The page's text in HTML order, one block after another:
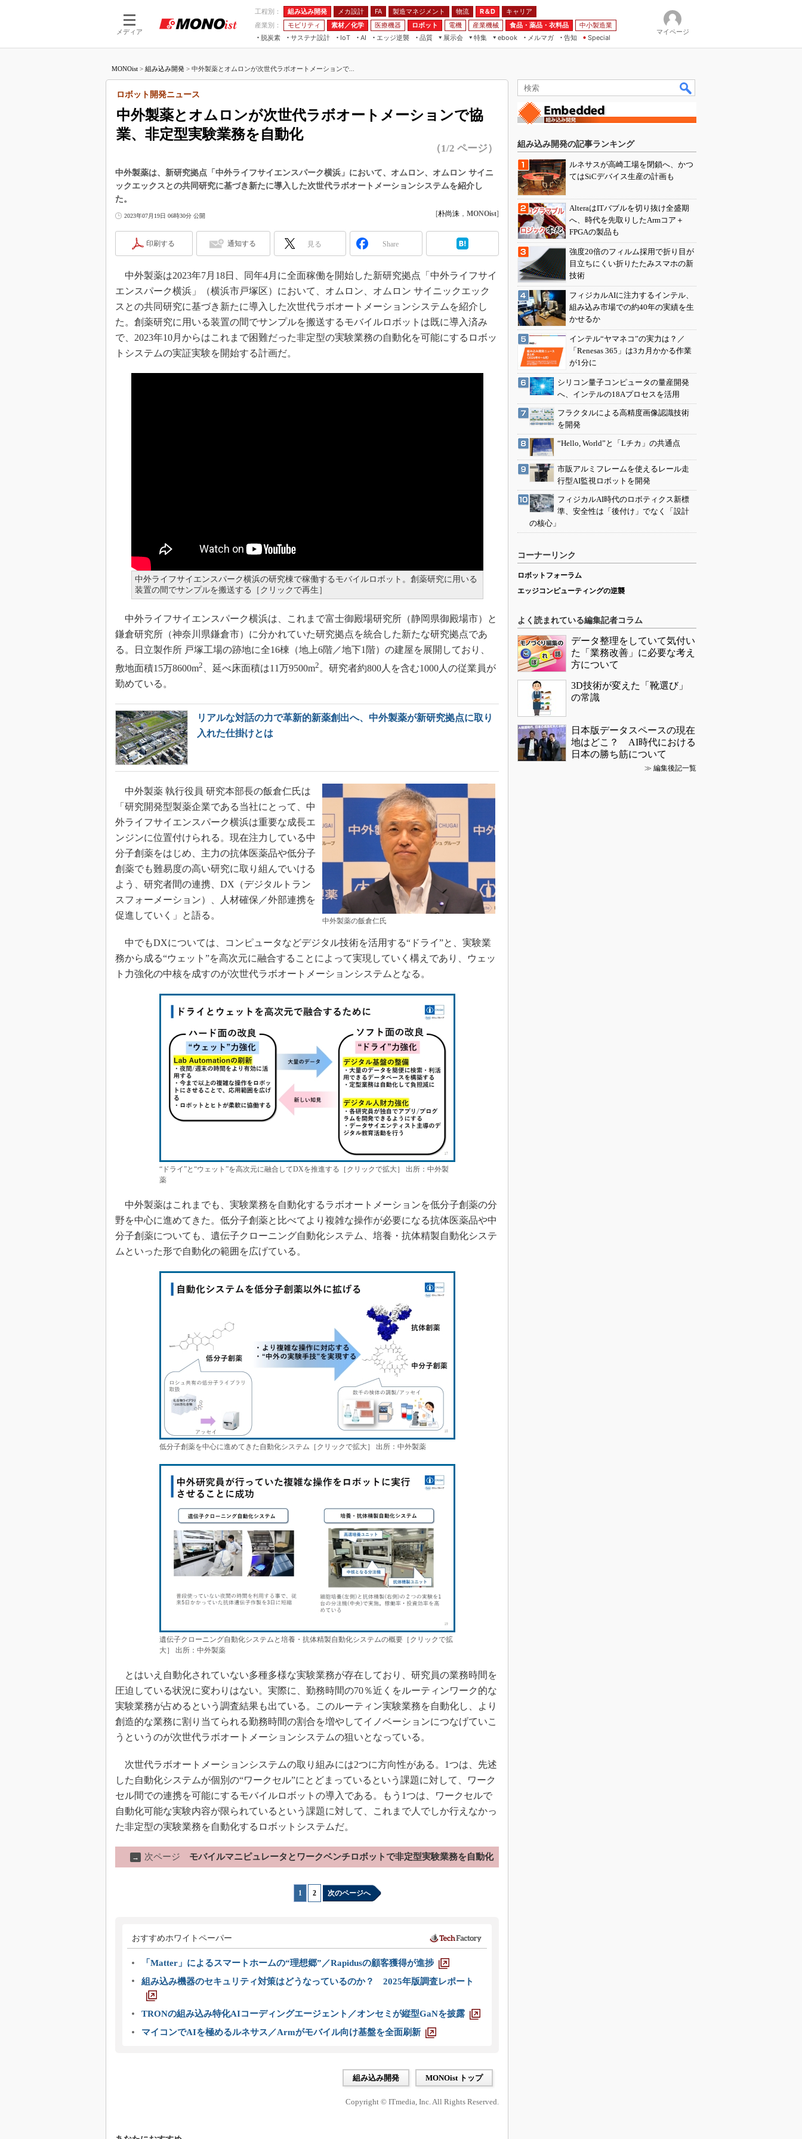
メディア
工程別： 組み込み開発 メカ設計 FA 製造マネジメント 物流 R＆D
キャリア
産業別：
モビリティ 素材／化学 医療機器 ロボット 電機 産業機械 食品・薬品・衣料品
中小製造業
脱炭素
サステナ設計
IoT
つながる工場
AI
AI×設備保全
エッジ逆襲 品質
展示会
JIMTOF
IIFES
TECHNO-FRONTIER
人テク展
日本ものづくりワールド
産業オープンネット展
特集
つながるクルマ
3Dプリンタ
デジタルツインとCAE
S＆OP
インダストリー4.0
ebook
メルマガ
告知 Special
マイページ
MONOist > 組み込み開発 > 中外製薬とオムロンが次世代ラボオートメーションで...
中外製薬とオムロンが次世代ラボオートメーションで協
業、非定型実験業務を自動化
ロボット開発ニュース
（1/2 ページ）
中外製薬は、新研究拠点「中外ライフサイエンスパーク横浜」において、オムロン、オムロン サイニ
ックエックスとの共同研究に基づき新たに導入した次世代ラボオートメーションシステムを紹介し
た。
2023年07月19日 06時30分 公開 [朴尚洙 ， MONOist]
印刷する 通知する 見る Share
中外製薬は2023年7月18日、同年4月に全面稼働を開始した新研究拠点「中外ライフサイ
エンスパーク横浜」（横浜市戸塚区）において、オムロン、オムロン サイニックエック
スとの共同研究に基づき新たに導入した次世代ラボオートメーションシステムを紹介し
た。創薬研究に用いる装置の間でサンプルを搬送するモバイルロボットは既に導入済み
で、2023年10月からはこれまで困難だった非定型の実験業務の自動化を可能にするロボッ
トシステムの実証実験を開始する計画だ。
中外ライフサイエンスパーク横浜の研究棟で稼働するモバイルロボット。創薬研究に用いる
装置の間でサンプルを搬送する［クリックで再生］
中外ライフサイエンスパーク横浜は、これまで富士御殿場研究所（静岡県御殿場市）と
鎌倉研究所（神奈川県鎌倉市）に分かれていた研究拠点を統合した新たな研究拠点であ
る。日立製作所 戸塚工場の跡地に全16棟（地上6階／地下1階）の建屋を展開しており、
敷地面積15万8600m2 、延べ床面積は11万9500m2 。研究者約800人を含む1000人の従業員が
勤めている。
リアルな対話の力で革新的新薬創出へ、中外製薬が新研究拠点に取り
入れた仕掛けとは
中外製薬の飯倉仁氏
中外製薬 執行役員 研究本部長の飯倉仁氏は
「研究開発型製薬企業である当社にとって、中
外ライフサイエンスパーク横浜は重要な成長エ
ンジンに位置付けられる。現在注力している中
分子創薬をはじめ、主力の抗体医薬品や低分子
創薬でも難易度の高い研究に取り組んでいける
よう、研究者間の連携、DX（デジタルトラン
スフォーメーション）、人材確保／外部連携を
促進していく」と語る。
中でもDXについては、コンピュータなどデジタル技術を活用する“ドライ”と、実験業
務から成る“ウェット”を高次元に融合することによって実現していく構えであり、ウェッ
ト力強化の中核を成すのが次世代ラボオートメーションシステムとなる。
“ドライ”と“ウェット”を高次元に融合してDXを推進する［クリックで拡大］ 出所：中外製
薬
中外製薬はこれまでも、実験業務を自動化するラボオートメーションを低分子創薬の分
野を中心に進めてきた。低分子創薬と比べてより複雑な操作が必要になる抗体医薬品や中
分子創薬についても、遺伝子クローニング自動化システム、培養・抗体精製自動化システ
ムといった形で自動化の範囲を広げている。
低分子創薬を中心に進めてきた自動化システム［クリックで拡大］ 出所：中外製薬
遺伝子クローニング自動化システムと培養・抗体精製自動化システムの概要［クリックで拡
大］ 出所：中外製薬
とはいえ自動化されていない多種多様な実験業務が存在しており、研究員の業務時間を
圧迫している状況に変わりはない。実際に、勤務時間の70％近くをルーティンワーク的な
実験業務が占めるという調査結果も出ている。このルーティン実験業務を自動化し、より
創造的な業務に割り当てられる勤務時間の割合を増やしてイノベーションにつなげていこ
うというのが次世代ラボオートメーションシステムの狙いとなっている。
次世代ラボオートメーションシステムの取り組みには2つに方向性がある。1つは、先述
した自動化システムが個別の“ワークセル”にとどまっているという課題に対して、ワーク
セル間での連携を可能にするモバイルロボットの導入である。もう1つは、ワークセルで
自動化可能な実験内容が限られているという課題に対して、これまで人でしか行えなかっ
た非定型の実験業務を自動化するロボットシステムだ。
→ 次ページ モバイルマニピュレータとワークベンチロボットで非定型実験業務を自動化
1 2 次のページへ
おすすめホワイトペーパー
「Matter」によるスマートホームの“理想郷”／Rapidusの顧客獲得が進捗
組み込み機器のセキュリティ対策はどうなっているのか？ 2025年版調査レポート
TRONの組み込み特化AIコーディングエージェント／オンセミが縦型GaNを披露
マイコンでAIを極めるルネサス／Armがモバイル向け基盤を全面刷新
組み込み開発 MONOist トップ
Copyright © ITmedia, Inc. All Rights Reserved.
組み込み開発の記事ランキング
ルネサスが高崎工場を閉鎖へ、かつ
てはSiCデバイス生産の計画も
AlteraはITバブルを切り抜け全盛期
へ、時代を先取りしたArmコア＋
FPGAの製品も
強度20倍のフィルム採用で折り目が
目立ちにくい折りたたみスマホの新
技術
フィジカルAIに注力するインテル、
組み込み市場での約40年の実績を生
かせるか
インテル“ヤマネコ”の実力は？／
「Renesas 365」は3カ月かかる作業
が1分に
シリコン量子コンピュータの量産開発
へ、インテルの18Aプロセスを活用
フラクタルによる高精度画像認識技術
を開発
“Hello, World”と「Lチカ」の共通点
市販アルミフレームを使えるレール走
行型AI監視ロボットを開発
フィジカルAI時代のロボティクス新標
準、安全性は「後付け」でなく「設計
の核心」
コーナーリンク
ロボットフォーラム
エッジコンピューティングの逆襲
よく読まれている編集記者コラム
データ整理をしていて気付い
た「業務改善」に必要な考え
方について
3D技術が変えた「靴選び」
の常識
日本版データスペースの現在
地はどこ？ AI時代における
日本の勝ち筋について
≫ 編集後記一覧